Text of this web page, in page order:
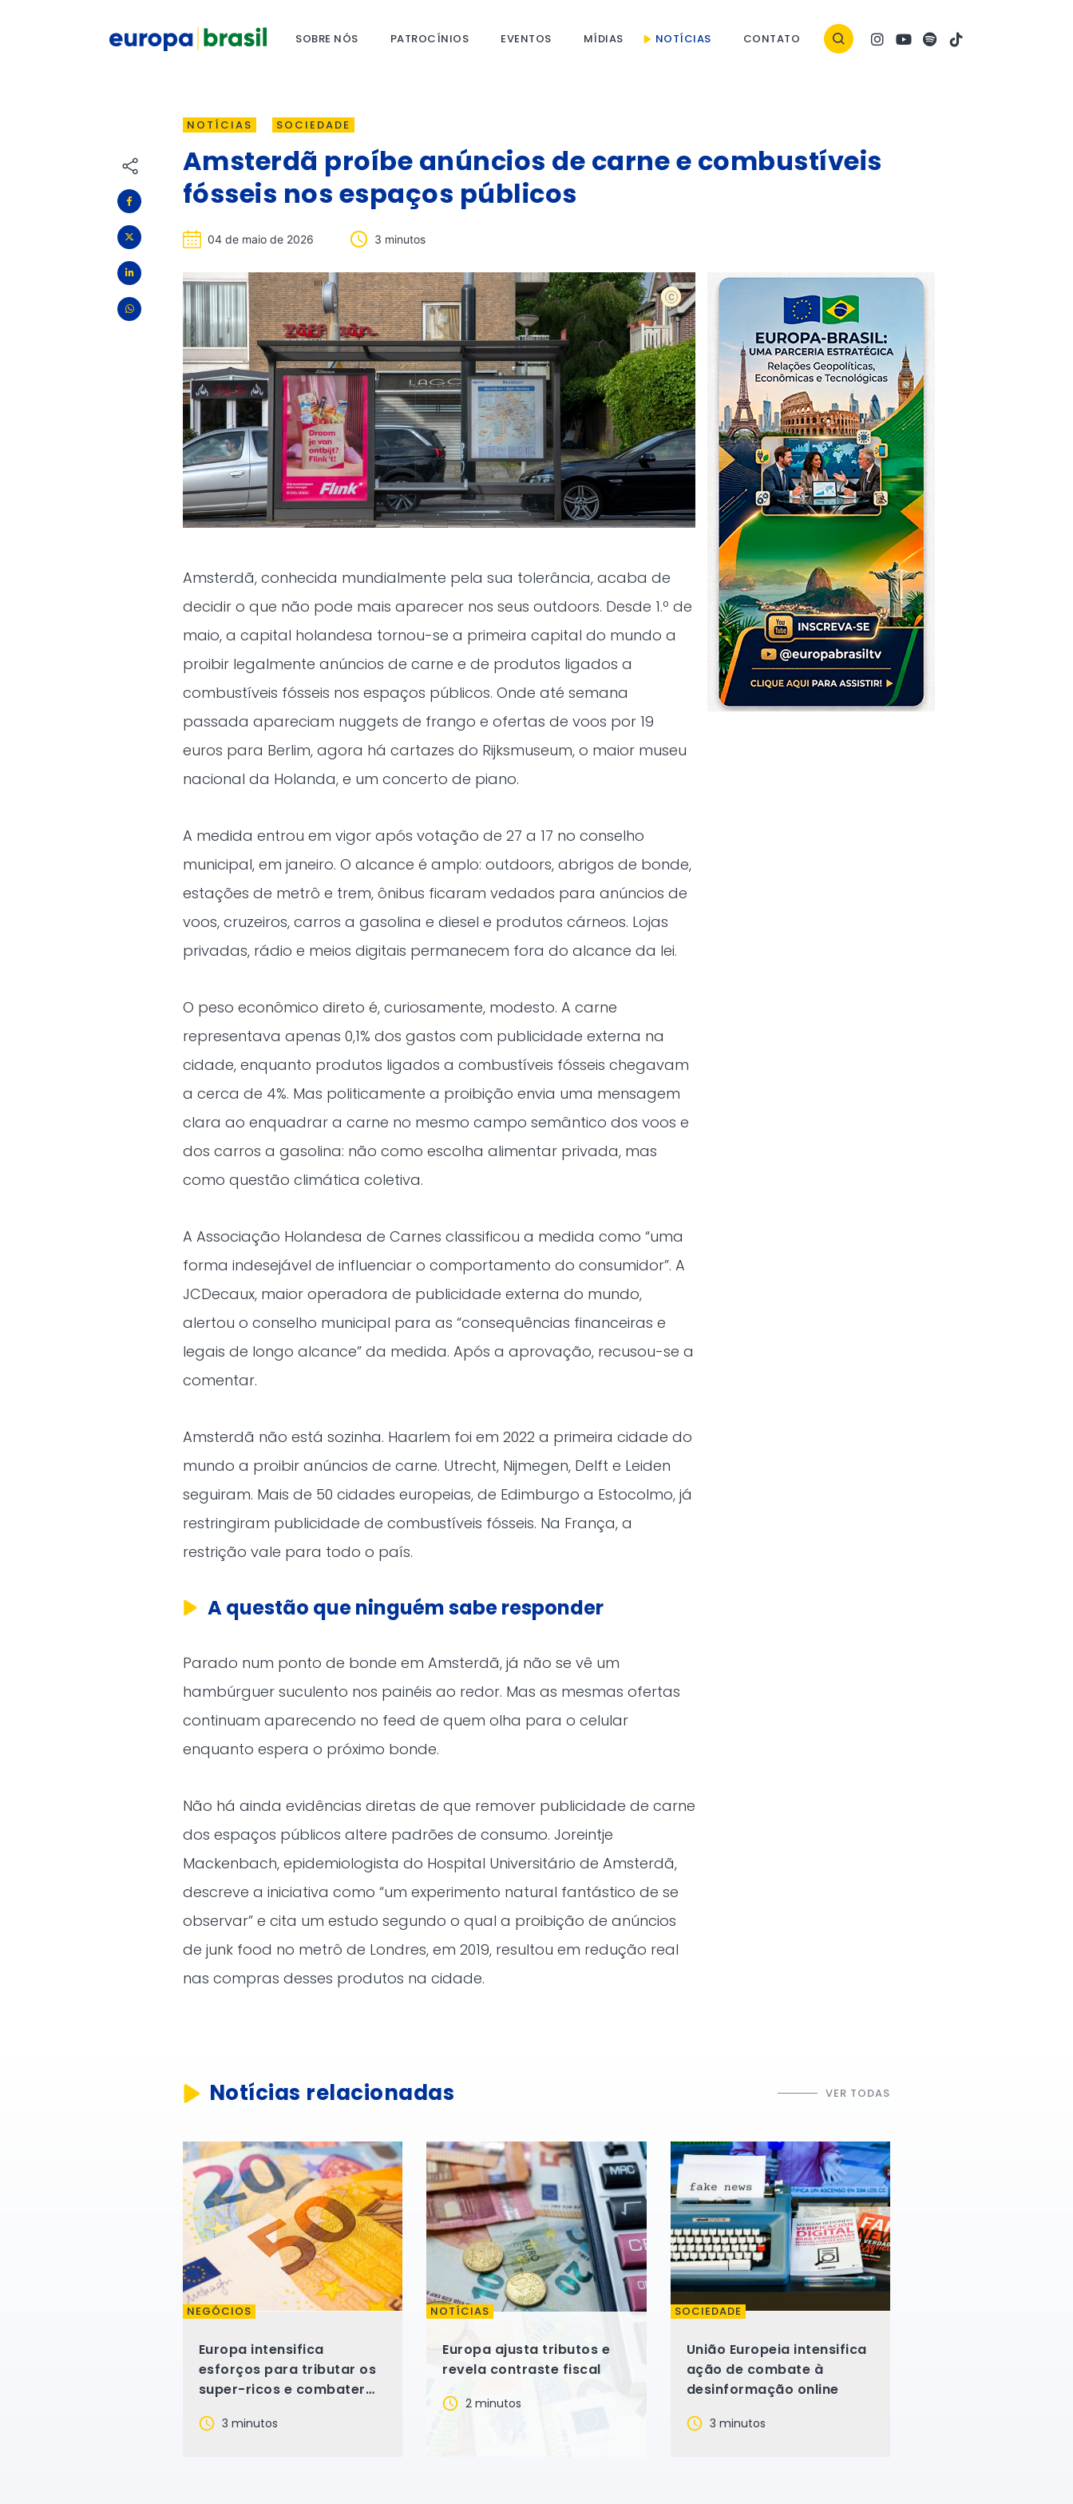
SOBRE NÓS PATROCÍNIOS EVENTOS MÍDIAS NOTÍCIAS CONTATO
NOTÍCIAS SOCIEDADE
Amsterdã proíbe anúncios de carne e combustíveis
fósseis nos espaços públicos
04 de maio de 2026 3 minutos
shutterstock
Amsterdã, conhecida mundialmente pela sua tolerância, acaba de
decidir o que não pode mais aparecer nos seus outdoors. Desde 1.º de
maio, a capital holandesa tornou-se a primeira capital do mundo a
proibir legalmente anúncios de carne e de produtos ligados a
combustíveis fósseis nos espaços públicos. Onde até semana
passada apareciam nuggets de frango e ofertas de voos por 19
euros para Berlim, agora há cartazes do Rijksmuseum, o maior museu
nacional da Holanda, e um concerto de piano.
A medida entrou em vigor após votação de 27 a 17 no conselho
municipal, em janeiro. O alcance é amplo: outdoors, abrigos de bonde,
estações de metrô e trem, ônibus ficaram vedados para anúncios de
voos, cruzeiros, carros a gasolina e diesel e produtos cárneos. Lojas
privadas, rádio e meios digitais permanecem fora do alcance da lei.
O peso econômico direto é, curiosamente, modesto. A carne
representava apenas 0,1% dos gastos com publicidade externa na
cidade, enquanto produtos ligados a combustíveis fósseis chegavam
a cerca de 4%. Mas politicamente a proibição envia uma mensagem
clara ao enquadrar a carne no mesmo campo semântico dos voos e
dos carros a gasolina: não como escolha alimentar privada, mas
como questão climática coletiva.
A Associação Holandesa de Carnes classificou a medida como “uma
forma indesejável de influenciar o comportamento do consumidor”. A
JCDecaux, maior operadora de publicidade externa do mundo,
alertou o conselho municipal para as “consequências financeiras e
legais de longo alcance” da medida. Após a aprovação, recusou-se a
comentar.
Amsterdã não está sozinha. Haarlem foi em 2022 a primeira cidade do
mundo a proibir anúncios de carne. Utrecht, Nijmegen, Delft e Leiden
seguiram. Mais de 50 cidades europeias, de Edimburgo a Estocolmo, já
restringiram publicidade de combustíveis fósseis. Na França, a
restrição vale para todo o país.
A questão que ninguém sabe responder
Parado num ponto de bonde em Amsterdã, já não se vê um
hambúrguer suculento nos painéis ao redor. Mas as mesmas ofertas
continuam aparecendo no feed de quem olha para o celular
enquanto espera o próximo bonde.
Não há ainda evidências diretas de que remover publicidade de carne
dos espaços públicos altere padrões de consumo. Joreintje
Mackenbach, epidemiologista do Hospital Universitário de Amsterdã,
descreve a iniciativa como “um experimento natural fantástico de se
observar” e cita um estudo segundo o qual a proibição de anúncios
de junk food no metrô de Londres, em 2019, resultou em redução real
nas compras desses produtos na cidade.
Notícias relacionadas VER TODAS
NEGÓCIOS
Europa intensifica
esforços para tributar os
super-ricos e combater
3 minutos
NOTÍCIAS
Europa ajusta tributos e
revela contraste fiscal
2 minutos
SOCIEDADE
União Europeia intensifica
ação de combate à
desinformação online
3 minutos